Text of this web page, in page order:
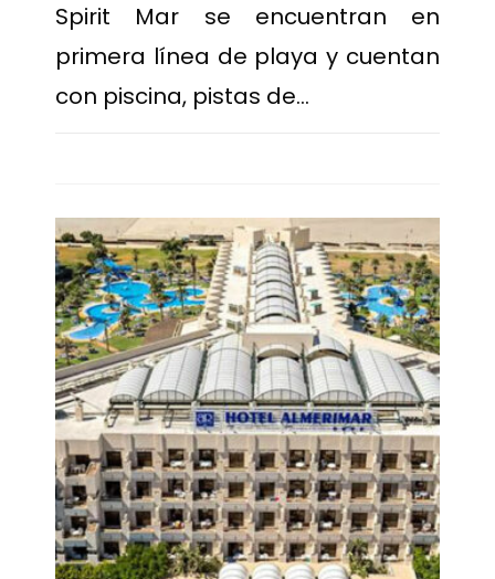
Spirit Mar se encuentran en
primera línea de playa y cuentan
con piscina, pistas de…